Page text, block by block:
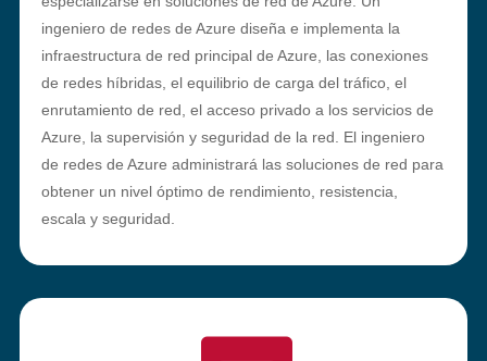
ingeniero de redes de Azure diseña e implementa la
infraestructura de red principal de Azure, las conexiones
de redes híbridas, el equilibrio de carga del tráfico, el
enrutamiento de red, el acceso privado a los servicios de
Azure, la supervisión y seguridad de la red. El ingeniero
de redes de Azure administrará las soluciones de red para
obtener un nivel óptimo de rendimiento, resistencia,
escala y seguridad.